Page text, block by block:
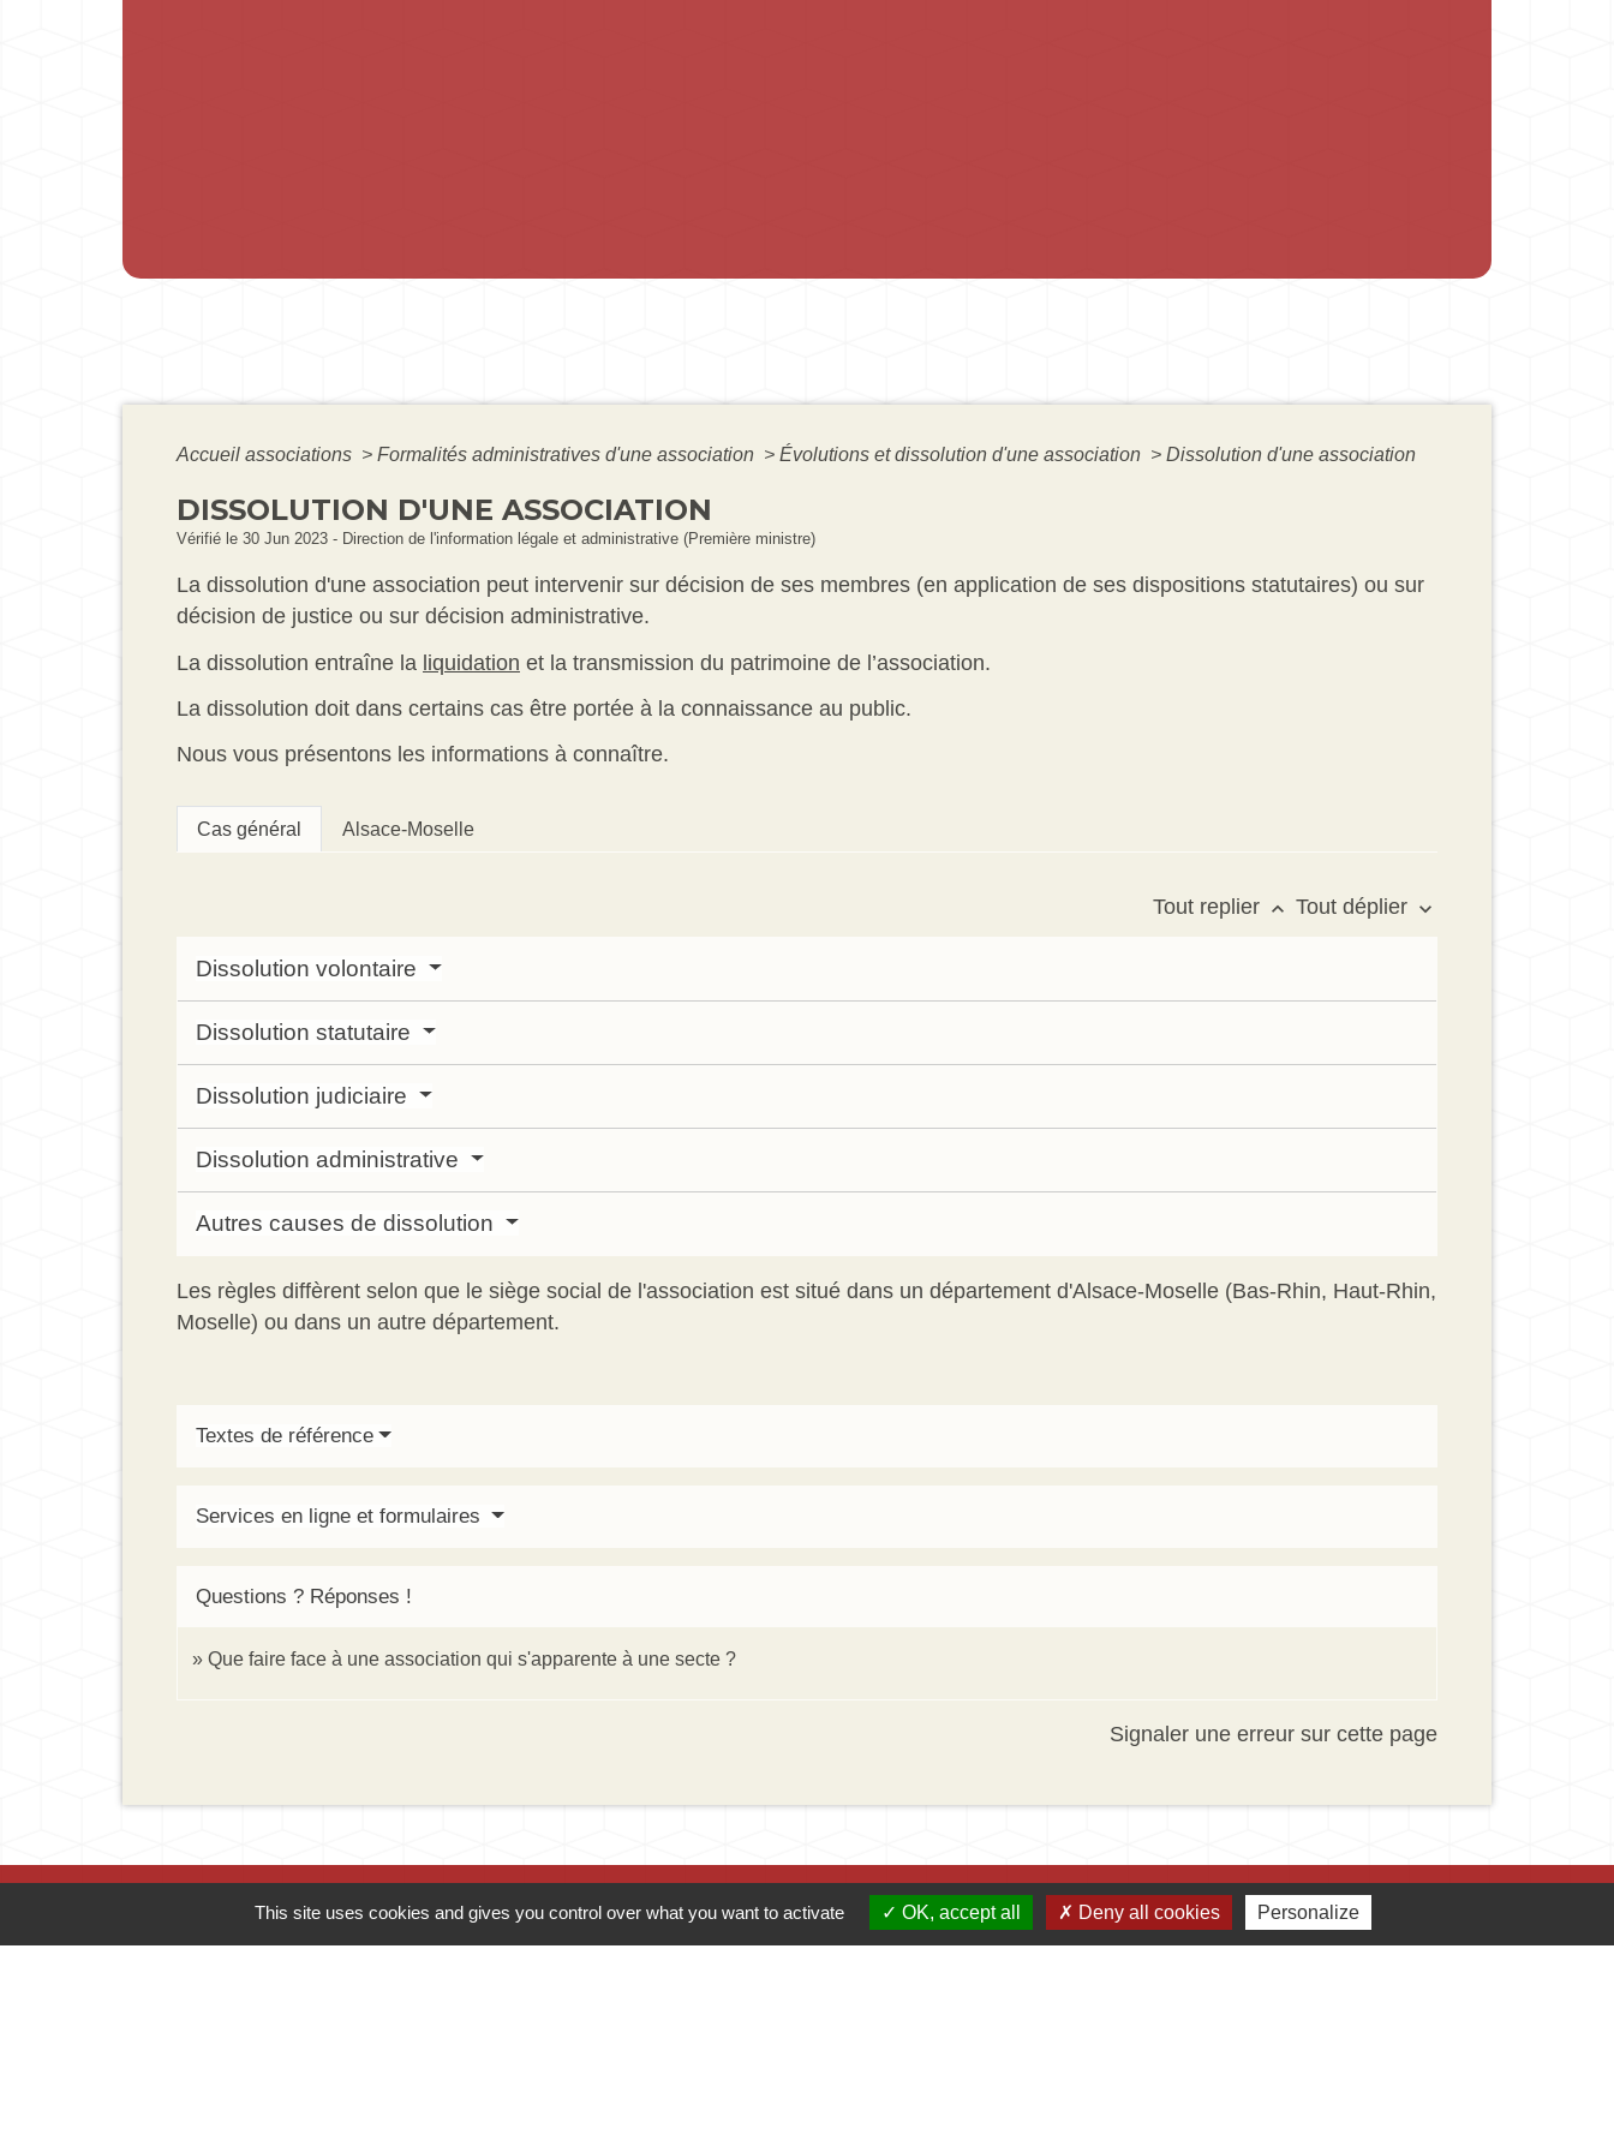
Accueil associations > Formalités administratives d'une association > Évolutions et dissolution d'une association > Dissolution d'une association
DISSOLUTION D'UNE ASSOCIATION
Vérifié le 30 Jun 2023 - Direction de l'information légale et administrative (Première ministre)
La dissolution d'une association peut intervenir sur décision de ses membres (en application de ses dispositions statutaires) ou sur
décision de justice ou sur décision administrative.
La dissolution entraîne la liquidation et la transmission du patrimoine de l’association.
La dissolution doit dans certains cas être portée à la connaissance au public.
Nous vous présentons les informations à connaître.
Cas général Alsace-Moselle
Tout replier keyboard_arrow_up Tout déplier keyboard_arrow_down
Dissolution volontaire
Dissolution statutaire
Dissolution judiciaire
Dissolution administrative
Autres causes de dissolution
Les règles diffèrent selon que le siège social de l'association est situé dans un département d'Alsace-Moselle (Bas-Rhin, Haut-Rhin,
Moselle) ou dans un autre département.
Textes de référence
Services en ligne et formulaires
Questions ? Réponses !
Que faire face à une association qui s'apparente à une secte ?
Signaler une erreur sur cette page
This site uses cookies and gives you control over what you want to activate OK, accept all Deny all cookies Personalize